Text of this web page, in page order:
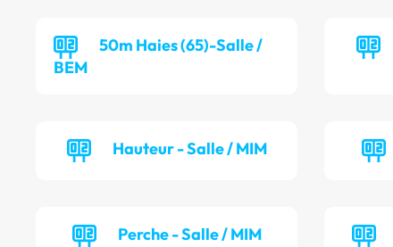
50m Haies (65)-Salle /
BEM
Hauteur - Salle / MIM
Perche - Salle / MIM